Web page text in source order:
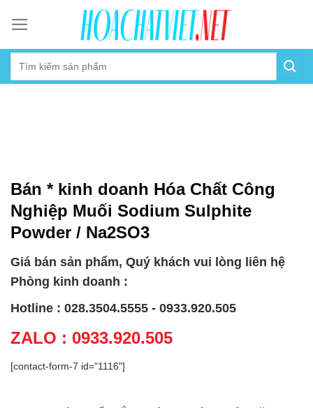
content
Bán * kinh doanh Hóa Chất Công
Nghiệp Muối Sodium Sulphite
Powder / Na2SO3
Giá bán sản phẩm, Quý khách vui lòng liên hệ
Phòng kinh doanh :
Hotline : 028.3504.5555 - 0933.920.505
ZALO : 0933.920.505
[contact-form-7 id="1116"]